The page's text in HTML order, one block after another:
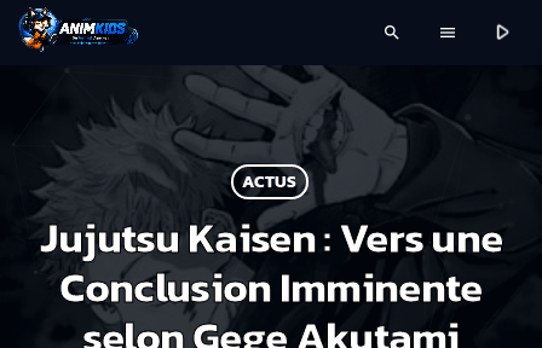
search menu play_arrow
ACTUS
Jujutsu Kaisen : Vers une
Conclusion Imminente